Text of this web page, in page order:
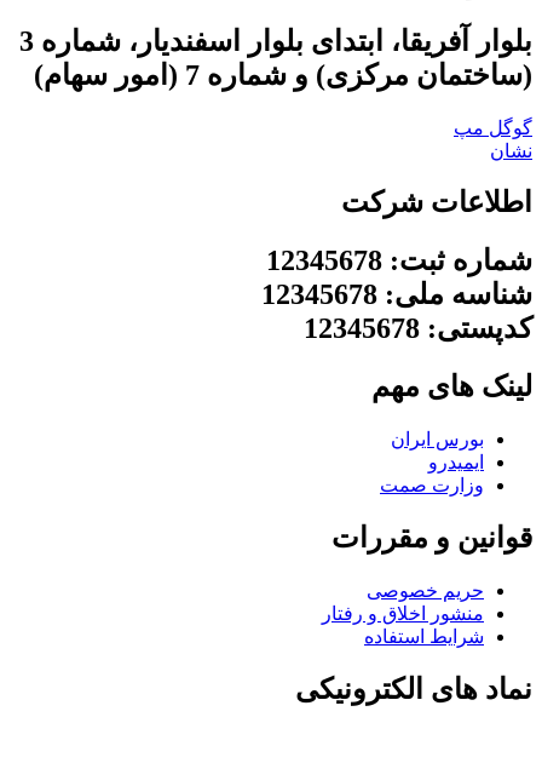
بلوار آفریقا، ابتدای بلوار اسفندیار، شماره 3
(ساختمان مرکزی) و شماره 7 (امور سهام)
گوگل مپ
نشان
اطلاعات شرکت
شماره ثبت: 12345678
شناسه ملی: 12345678
کدپستی: 12345678
لینک های مهم
بورس ایران
ایمیدرو
وزارت صمت
قوانین و مقررات
حریم خصوصی
منشور اخلاق و رفتار
شرایط استفاده
نماد های الکترونیکی